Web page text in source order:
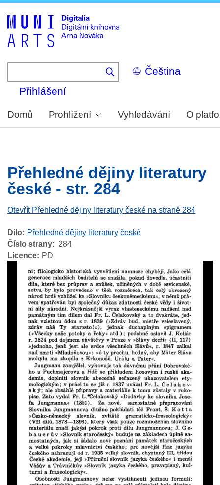
Select
your
Přihlášení
Domů Prohlížení Vyhledávání O
Přehledné dějiny literatury
české - str. 284
Otevřít Přehledné dějiny literatury české na straně 284
Dílo
Přehledné dějiny literatury české
Číslo strany
284
Licence
PD